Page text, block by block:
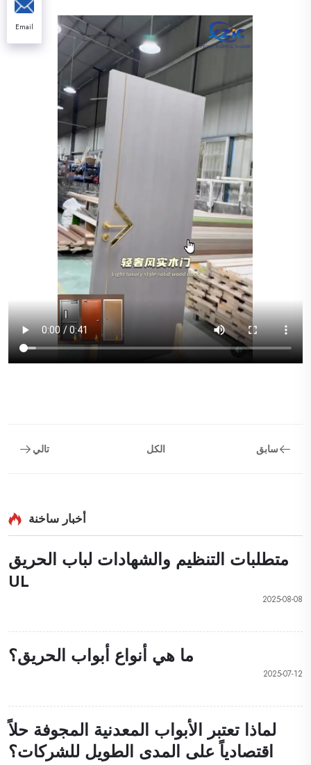
سابق الكل تالي
أخبار ساخنة
متطلبات التنظيم والشهادات لباب الحريق
UL
2025-08-08
ما هي أنواع أبواب الحريق؟
2025-07-12
لماذا تعتبر الأبواب المعدنية المجوفة حلاً
اقتصادياً على المدى الطويل للشركات؟
Email